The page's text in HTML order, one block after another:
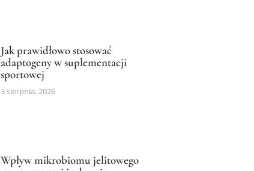
Jak prawidłowo stosować
adaptogeny w suplementacji
sportowej
3 sierpnia, 2026
Wpływ mikrobiomu jelitowego